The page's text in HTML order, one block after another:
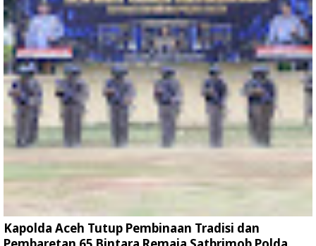
Kapolda Aceh Tutup Pembinaan Tradisi dan